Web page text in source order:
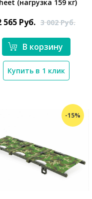
(нагрузка 159 кг)
565 Руб. 3 002Руб.
В корзину
Купить в 1 клик
-15%